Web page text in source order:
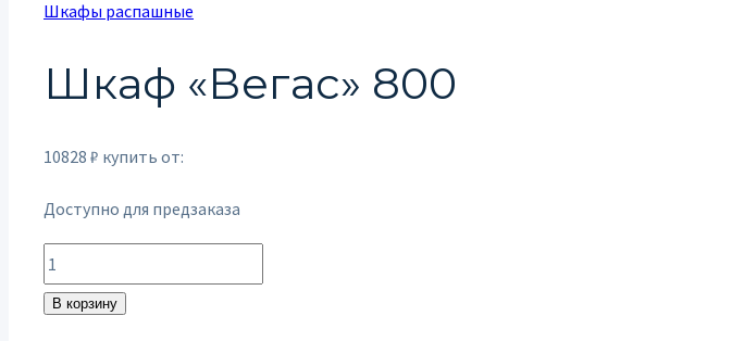
Шкафы распашные
Шкаф «Вегас» 800
10828 ₽ купить от:
Доступно для предзаказа
Количество
товара
В корзину